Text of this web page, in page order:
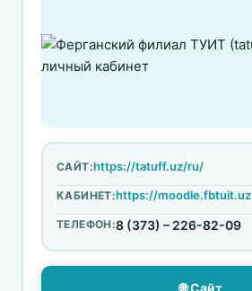
САЙТ:https://tatuff.uz/ru/
КАБИНЕТ:https://moodle.fbtuit.uz
ТЕЛЕФОН:8 (373) – 226-82-09
🌐 Сайт